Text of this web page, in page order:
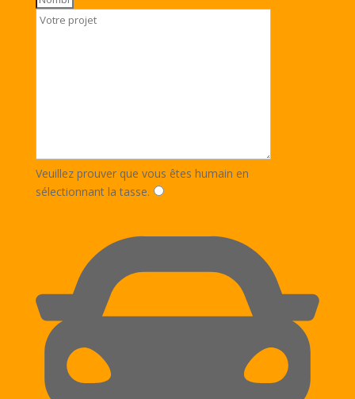
Veuillez prouver que vous êtes humain en
sélectionnantla tasse.